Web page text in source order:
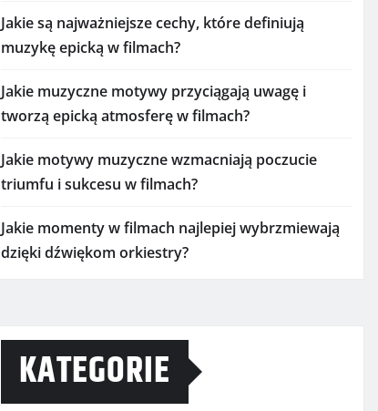
Jakie są najważniejsze cechy, które definiują
muzykę epicką w filmach?
Jakie muzyczne motywy przyciągają uwagę i
tworzą epicką atmosferę w filmach?
Jakie motywy muzyczne wzmacniają poczucie
triumfu i sukcesu w filmach?
Jakie momenty w filmach najlepiej wybrzmiewają
dzięki dźwiękom orkiestry?
KATEGORIE